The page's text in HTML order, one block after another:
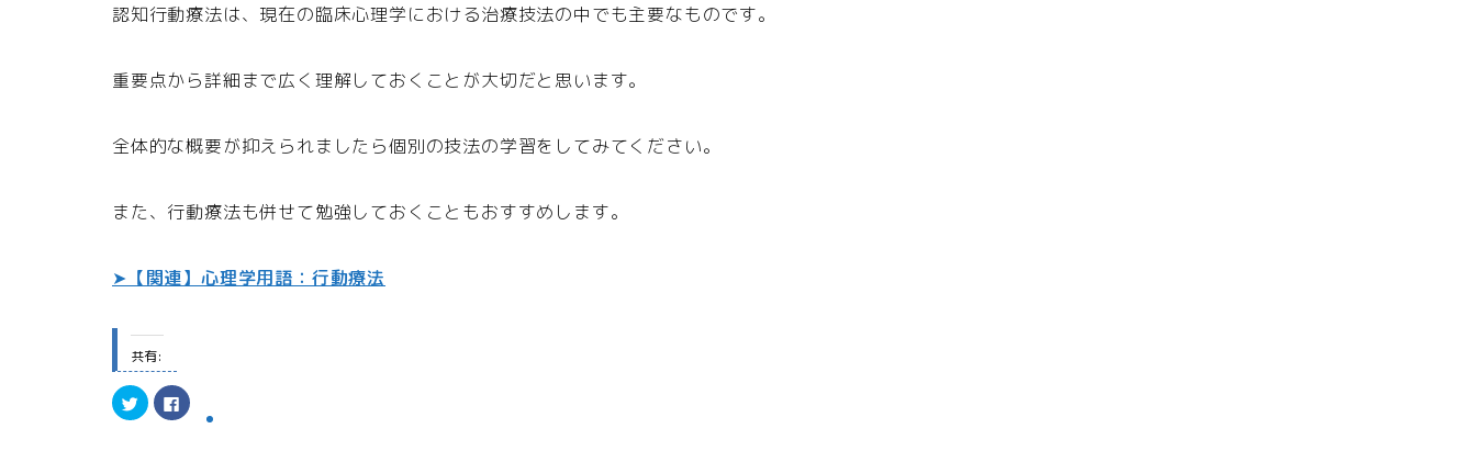
認知行動療法は、現在の臨床心理学における治療技法の中でも主要なものです。
重要点から詳細まで広く理解しておくことが大切だと思います。
全体的な概要が抑えられましたら個別の技法の学習をしてみてください。
また、行動療法も併せて勉強しておくこともおすすめします。
➤【関連】心理学用語：行動療法
共有:
ク
リ
F
a